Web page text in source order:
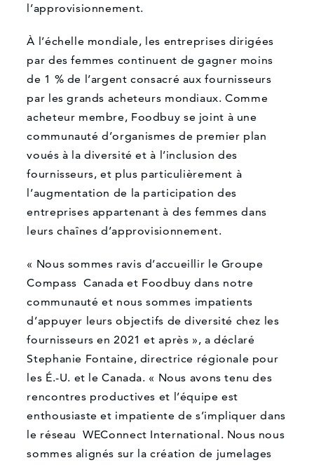
l’approvisionnement.
À l’échelle mondiale, les entreprises dirigées
par des femmes continuent de gagner moins
de 1 % de l’argent consacré aux fournisseurs
par les grands acheteurs mondiaux. Comme
acheteur membre, Foodbuy se joint à une
communauté d’organismes de premier plan
voués à la diversité et à l’inclusion des
fournisseurs, et plus particulièrement à
l’augmentation de la participation des
entreprises appartenant à des femmes dans
leurs chaînes d’approvisionnement.
« Nous sommes ravis d’accueillir le Groupe
Compass Canada et Foodbuy dans notre
communauté et nous sommes impatients
d’appuyer leurs objectifs de diversité chez les
fournisseurs en 2021 et après », a déclaré
Stephanie Fontaine, directrice régionale pour
les É.-U. et le Canada. « Nous avons tenu des
rencontres productives et l’équipe est
enthousiaste et impatiente de s’impliquer dans
le réseau WEConnect International. Nous nous
sommes alignés sur la création de jumelages